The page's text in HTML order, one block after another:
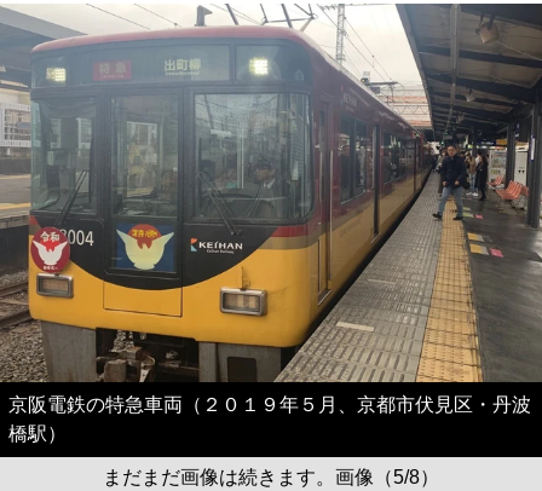
京阪電鉄の特急車両（２０１９年５月、京都市伏見区・丹波
橋駅）
まだまだ画像は続きます。画像（5/8）